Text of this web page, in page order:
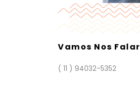
Vamos Nos Falar
( 11 ) 94032-5352